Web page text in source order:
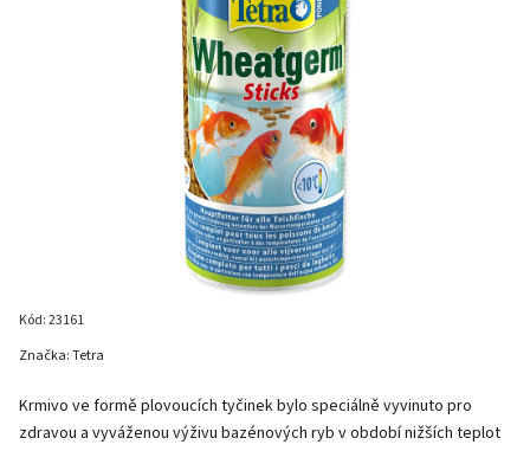
Kód:23161
Krmivo ve formě plovoucích tyčinek bylo speciálně vyvinuto pro
zdravou a vyváženou výživu bazénových ryb v období nižších teplot
Značka:Tetra